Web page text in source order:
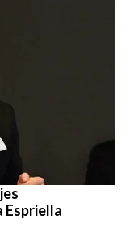
Espriella